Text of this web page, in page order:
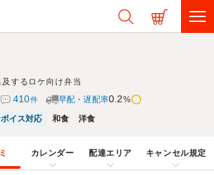
するロケ向け弁当
410件 早配・遅配率0.2%
イス対応 和食 洋食
カレンダー 配達エリア キャンセル規定